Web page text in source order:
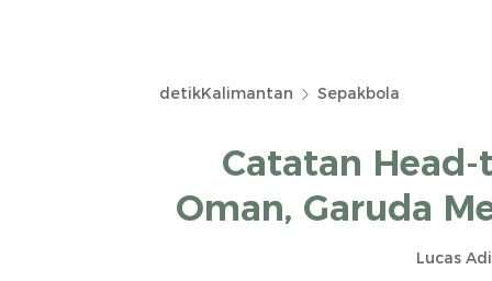
detikKalimantan Sepakbola
Catatan
Oman, Garuda
Lucas